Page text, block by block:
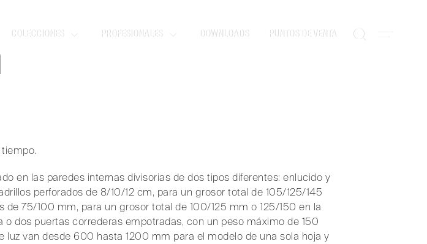
COLECCIONES PROFESIONALES DOWNLOADS PUNTOS DE VENTA
en las paredes internas divisorias de dos tipos diferentes: enlucido y
perforados de 8/10/12 cm, para un grosor total de 105/125/145
75/100 mm, para un grosor total de 100/125 mm o 125/150 en la
dos puertas correderas empotradas, con un peso máximo de 150
luz van desde 600 hasta 1200 mm para el modelo de una sola hoja y